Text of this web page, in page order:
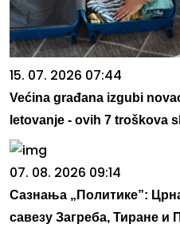
15. 07. 2026 07:44
Većina građana izgubi
letovanje - ovih 7 troškova
07. 08. 2026 09:14
Сазнања „Политике”:
савезу Загреба, Тиране и